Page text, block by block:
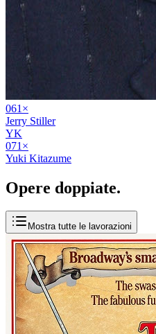
061 ×
Jerry Stiller
YK
071 ×
Yuki Kitazume
Opere doppiate.
Mostra tutte le lavorazioni